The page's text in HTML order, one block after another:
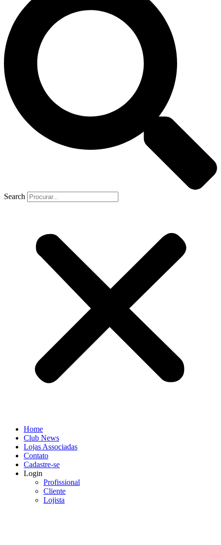
Search
Home
Club News
Lojas Associadas
Contato
Cadastre-se
Login
Profissional
Cliente
Lojista